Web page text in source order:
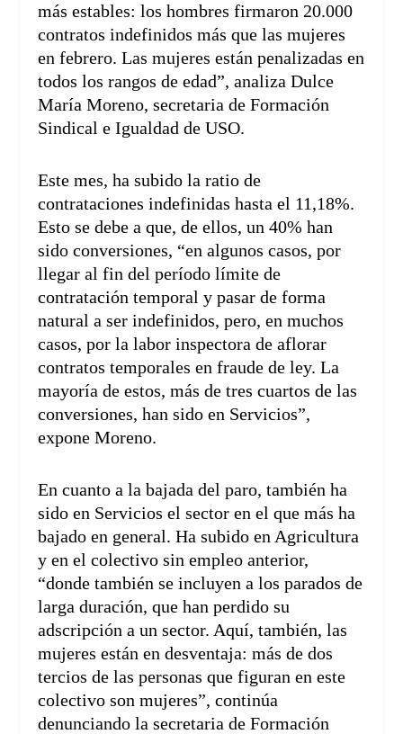
más estables: los hombres firmaron 20.000
contratos indefinidos más que las mujeres
en febrero. Las mujeres están penalizadas en
todos los rangos de edad”, analiza Dulce
María Moreno, secretaria de Formación
Sindical e Igualdad de USO.
Este mes, ha subido la ratio de
contrataciones indefinidas hasta el 11,18%.
Esto se debe a que, de ellos, un 40% han
sido conversiones, “en algunos casos, por
llegar al fin del período límite de
contratación temporal y pasar de forma
natural a ser indefinidos, pero, en muchos
casos, por la labor inspectora de aflorar
contratos temporales en fraude de ley. La
mayoría de estos, más de tres cuartos de las
conversiones, han sido en Servicios”,
expone Moreno.
En cuanto a la bajada del paro, también ha
sido en Servicios el sector en el que más ha
bajado en general. Ha subido en Agricultura
y en el colectivo sin empleo anterior,
“donde también se incluyen a los parados de
larga duración, que han perdido su
adscripción a un sector. Aquí, también, las
mujeres están en desventaja: más de dos
tercios de las personas que figuran en este
colectivo son mujeres”, continúa
denunciando la secretaria de Formación